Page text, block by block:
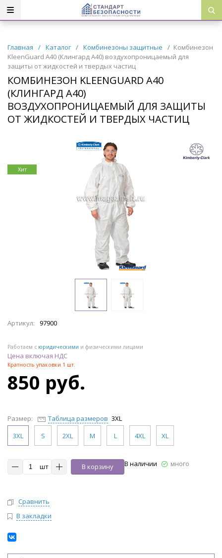
Главная / Каталог / Комбинезоны защитные / Комбинезон
KleenGuard A40 (Клингард А40) воздухопроницаемый для
защиты от жидкостей и твердых частиц
КОМБИНЕЗОН KLEENGUARD A40
(КЛИНГАРД А40)
ВОЗДУХОПРОНИЦАЕМЫЙ ДЛЯ ЗАЩИТЫ
ОТ ЖИДКОСТЕЙ И ТВЕРДЫХ ЧАСТИЦ
Хит
Артикул: 97900
Работаем с юридическими и физическими лицами
Цена включая НДС
Кратность упаковки 1 шт.
850 руб.
Размер: Таблица размеров 3XL
3XL
S 2XL M L 4XL XL
шт В корзину В наличии много
Сравнить
В закладки